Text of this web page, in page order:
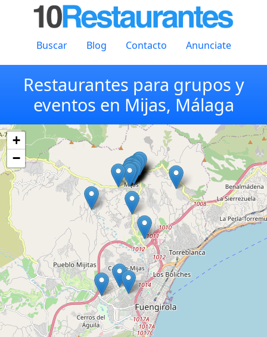
Buscar Blog Contacto Anunciate
Restaurantes para grupos y
eventos en Mijas, Málaga
+
−